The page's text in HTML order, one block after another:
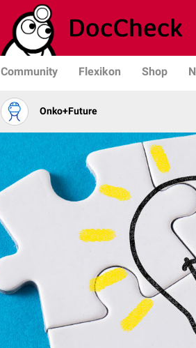
Community Flexikon Shop
Onko+Future